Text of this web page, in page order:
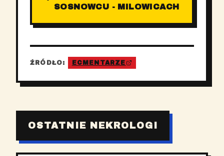
SOSNOWCU - MILOWICACH
ŹRÓDŁO: ECMENTARZE
OSTATNIE NEKROLOGI